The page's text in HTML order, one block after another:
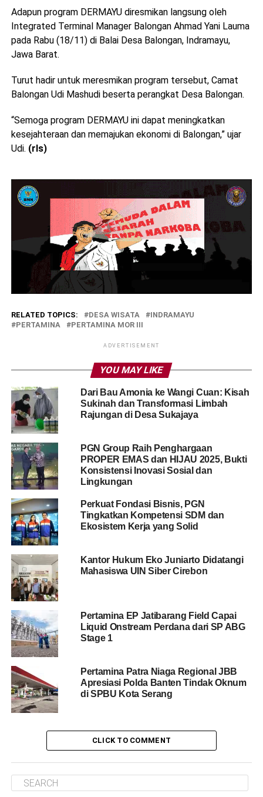
Adapun program DERMAYU diresmikan langsung oleh
Integrated Terminal Manager Balongan Ahmad Yani Lauma
pada Rabu (18/11) di Balai Desa Balongan, Indramayu,
Jawa Barat.
Turut hadir untuk meresmikan program tersebut, Camat
Balongan Udi Mashudi beserta perangkat Desa Balongan.
“Semoga program DERMAYU ini dapat meningkatkan
kesejahteraan dan memajukan ekonomi di Balongan,” ujar
Udi. (rls)
RELATED TOPICS: DESA WISATA
INDRAMAYU
PERTAMINA
PERTAMINA MOR III
ADVERTISEMENT
YOU MAY LIKE
Dari Bau Amonia ke Wangi Cuan: Kisah
Sukinah dan Transformasi Limbah
Rajungan di Desa Sukajaya
PGN Group Raih Penghargaan
PROPER EMAS dan HIJAU 2025, Bukti
Konsistensi Inovasi Sosial dan
Lingkungan
Perkuat Fondasi Bisnis, PGN
Tingkatkan Kompetensi SDM dan
Ekosistem Kerja yang Solid
Kantor Hukum Eko Juniarto Didatangi
Mahasiswa UIN Siber Cirebon
Pertamina EP Jatibarang Field Capai
Liquid Onstream Perdana dari SP ABG
Stage 1
Pertamina Patra Niaga Regional JBB
Apresiasi Polda Banten Tindak Oknum
di SPBU Kota Serang
CLICK TO COMMENT